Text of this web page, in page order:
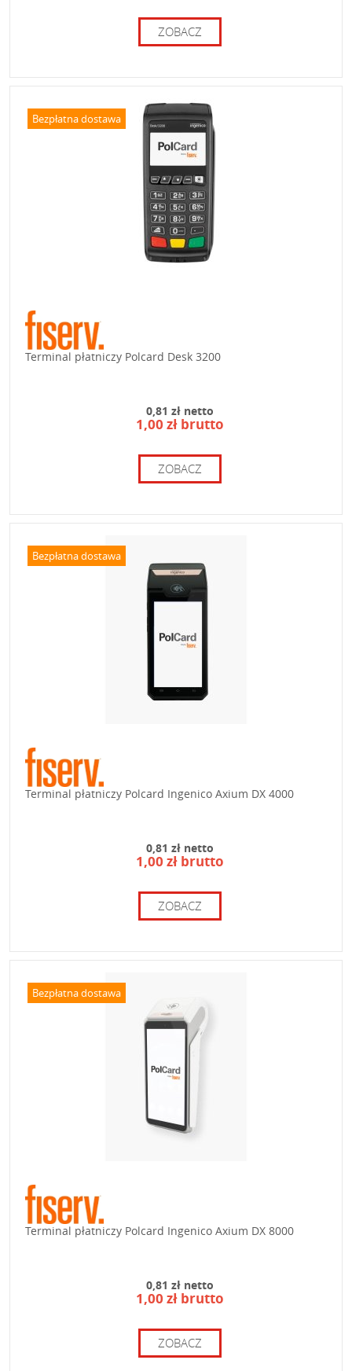
ZOBACZ
Bezpłatna dostawa
Terminal płatniczy Polcard Desk 3200
0,81 zł netto
1,00 zł brutto
ZOBACZ
Bezpłatna dostawa
Terminal płatniczy Polcard Ingenico Axium DX 4000
0,81 zł netto
1,00 zł brutto
ZOBACZ
Bezpłatna dostawa
Terminal płatniczy Polcard Ingenico Axium DX 8000
0,81 zł netto
1,00 zł brutto
ZOBACZ